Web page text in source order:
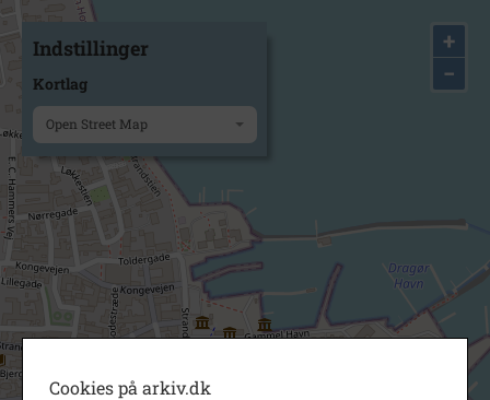
+
−
Indstillinger
Kortlag
Open Street Map
Cookies på arkiv.dk